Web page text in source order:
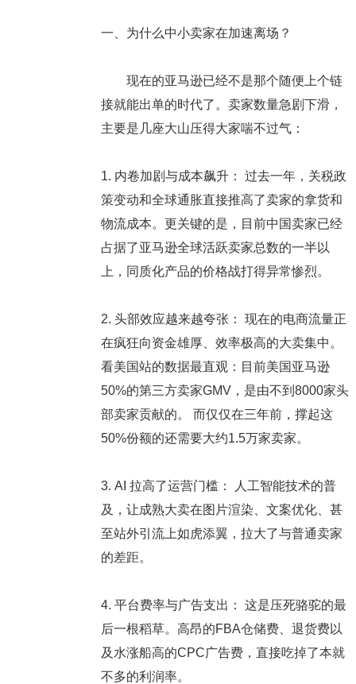
一、为什么中小卖家在加速离场？
现在的亚马逊已经不是那个随便上个链
接就能出单的时代了。卖家数量急剧下滑，
主要是几座大山压得大家喘不过气：
1. 内卷加剧与成本飙升：
过去一年，关税政
策变动和全球通胀直接推高了卖家的拿货和
物流成本。更关键的是， 目前中国卖家已经
占据了亚马逊全球活跃卖家总数的一半以
上 ，同质化产品的价格战打得异常惨烈。
2. 头部效应越来越夸张：
现在的电商流量正
在疯狂向资金雄厚、效率极高的大卖集中。
看美国站的数据最直观： 目前美国亚马逊
50%的第三方卖家GMV，是由不到8000家头
部卖家贡献的。
而仅仅在三年前，撑起这
50%份额的还需要大约1.5万家卖家。
3. AI 拉高了运营门槛：
人工智能技术的普
及，让成熟大卖在图片渲染、文案优化、甚
至站外引流上如虎添翼，拉大了与普通卖家
的差距。
4. 平台费率与广告支出：
这是压死骆驼的最
后一根稻草。高昂的FBA仓储费、退货费以
及水涨船高的CPC广告费，直接吃掉了本就
不多的利润率。